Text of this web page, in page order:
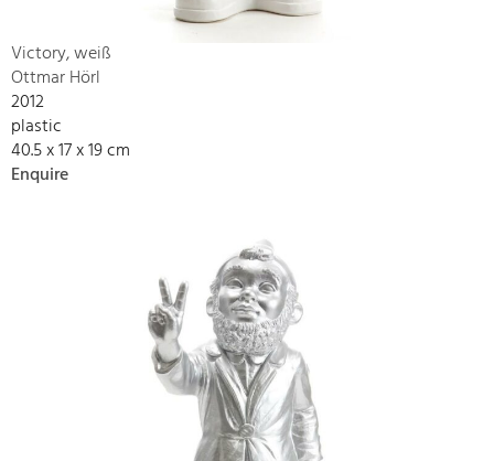
Victory, weiß
Ottmar Hörl
2012
plastic
40.5 x 17 x 19 cm
Enquire